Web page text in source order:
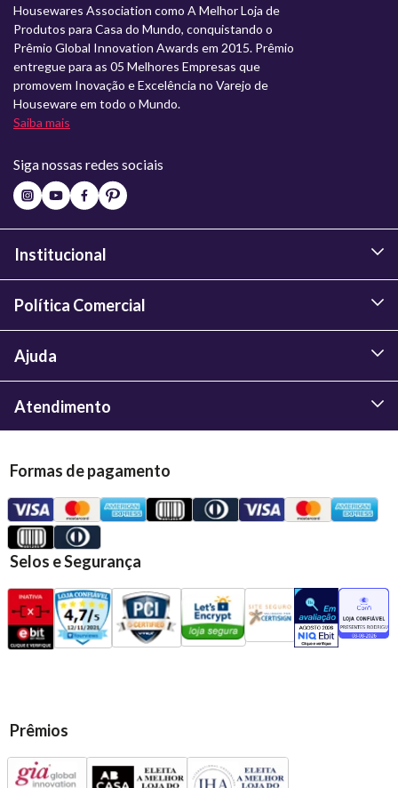
Housewares Association como A Melhor Loja de
Produtos para Casa do Mundo, conquistando o
Prêmio Global Innovation Awards em 2015. Prêmio
entregue para as 05 Melhores Empresas que
promovem Inovação e Excelência no Varejo de
Houseware em todo o Mundo.
Saiba mais
Siga nossas redes sociais
Institucional
Política Comercial
Ajuda
Atendimento
Formas de pagamento
Selos e Segurança
Prêmios